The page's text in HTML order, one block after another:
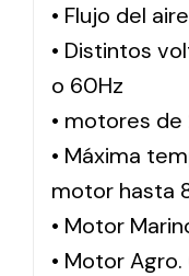
• Flujo del
• Distintos
o 60Hz
• motores
• Máxima
motor hasta
• Motor
• Motor Agro.